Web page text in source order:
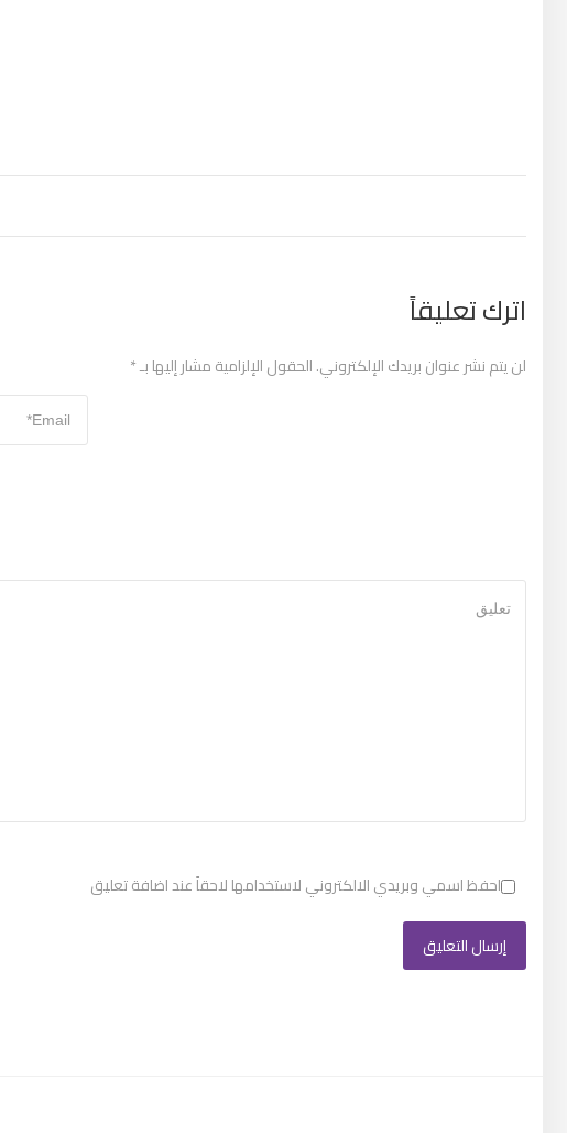
تصفّح المقالات
اترك تعليقاً
لن يتم نشر عنوان بريدك الإلكتروني.الحقول الإلزامية مشار إليها بـ*
احفظ اسمي وبريدي الالكتروني لاستخدامها لاحقاً عند اضافة تعليق